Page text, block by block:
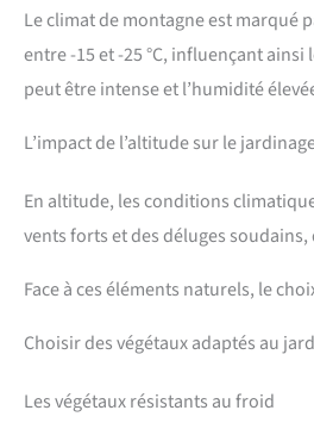
Le climat de montagne est marqué
entre -15 et -25 °C, influençant
peut être intense et l’humidité
L’impact de l’altitude sur le
En altitude, les conditions
vents forts et des déluges
Face à ces éléments naturels, le
Choisir des végétaux adaptés au
Les végétaux résistants au froid